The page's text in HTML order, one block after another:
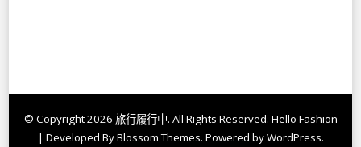
© Copyright 2026 旅行履行中. All Rights Reserved. Hello Fashion
| Developed ByBlossom Themes. Powered byWordPress.